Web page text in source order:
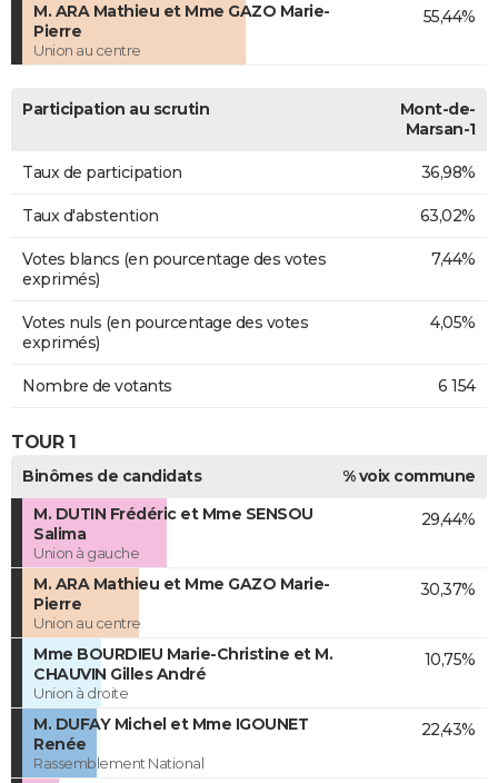
M. ARA Mathieu et Mme GAZO Marie-
Pierre
Union au centre
55,44%
Participation au scrutin
Mont-de-
Marsan-1
Taux de participation 36,98%
Taux d'abstention 63,02%
Votes blancs (en pourcentage des votes
exprimés)
7,44%
Votes nuls (en pourcentage des votes
exprimés)
4,05%
Nombre de votants 6 154
TOUR 1
Binômes de candidats
% voix commune
M. DUTIN Frédéric et Mme SENSOU
Salima
Union à gauche
29,44%
M. ARA Mathieu et Mme GAZO Marie-
Pierre
Union au centre
30,37%
Mme BOURDIEU Marie-Christine et M.
CHAUVIN Gilles André
Union à droite
10,75%
M. DUFAY Michel et Mme IGOUNET
Renée
Rassemblement National
22,43%